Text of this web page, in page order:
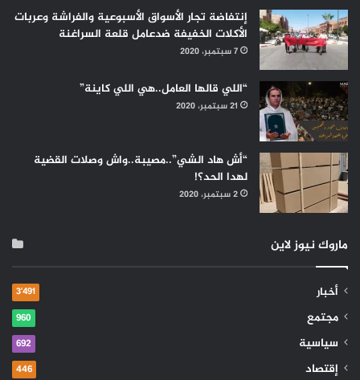
إنتفاضة تجار الأسواق الأسبوعية والفراشة وعربات
الأكلات الخفيفة ضدعامل قلعة السراغنة
7 سبتمبر، 2020
“اللي قالها العامل..هي اللي كاينة”
21 سبتمبر، 2020
“أش هاد الشي”..مصيبة..واش وصلات القضية
لهدا الحد؟!
2 سبتمبر، 2020
ماروك نيوز لاين
أخبار 3٬491
مجتمع 960
سياسية 692
إقتصاد 446